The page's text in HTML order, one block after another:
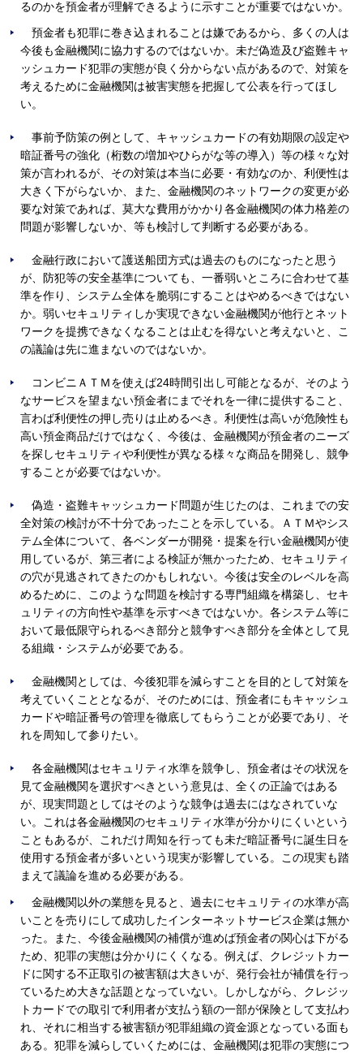
るのかを預金者が理解できるように示すことが重要ではないか。
預金者も犯罪に巻き込まれることは嫌であるから、多くの人は
今後も金融機関に協力するのではないか。未だ偽造及び盗難キャ
ッシュカード犯罪の実態が良く分からない点があるので、対策を
考えるために金融機関は被害実態を把握して公表を行ってほし
い。
事前予防策の例として、キャッシュカードの有効期限の設定や
暗証番号の強化（桁数の増加やひらがな等の導入）等の様々な対
策が言われるが、その対策は本当に必要・有効なのか、利便性は
大きく下がらないか、また、金融機関のネットワークの変更が必
要な対策であれば、莫大な費用がかかり各金融機関の体力格差の
問題が影響しないか、等も検討して判断する必要がある。
金融行政において護送船団方式は過去のものになったと思う
が、防犯等の安全基準についても、一番弱いところに合わせて基
準を作り、システム全体を脆弱にすることはやめるべきではない
か。弱いセキュリティしか実現できない金融機関が他行とネット
ワークを提携できなくなることは止むを得ないと考えないと、こ
の議論は先に進まないのではないか。
コンビニＡＴＭを使えば24時間引出し可能となるが、そのよう
なサービスを望まない預金者にまでそれを一律に提供すること、
言わば利便性の押し売りは止めるべき。利便性は高いが危険性も
高い預金商品だけではなく、今後は、金融機関が預金者のニーズ
を探しセキュリティや利便性が異なる様々な商品を開発し、競争
することが必要ではないか。
偽造・盗難キャッシュカード問題が生じたのは、これまでの安
全対策の検討が不十分であったことを示している。ＡＴＭやシス
テム全体について、各ベンダーが開発・提案を行い金融機関が使
用しているが、第三者による検証が無かったため、セキュリティ
の穴が見逃されてきたのかもしれない。今後は安全のレベルを高
めるために、このような問題を検討する専門組織を構築し、セキ
ュリティの方向性や基準を示すべきではないか。各システム等に
おいて最低限守られるべき部分と競争すべき部分を全体として見
る組織・システムが必要である。
金融機関としては、今後犯罪を減らすことを目的として対策を
考えていくこととなるが、そのためには、預金者にもキャッシュ
カードや暗証番号の管理を徹底してもらうことが必要であり、そ
れを周知して参りたい。
各金融機関はセキュリティ水準を競争し、預金者はその状況を
見て金融機関を選択すべきという意見は、全くの正論ではある
が、現実問題としてはそのような競争は過去にはなされていな
い。これは各金融機関のセキュリティ水準が分かりにくいという
こともあるが、これだけ周知を行っても未だ暗証番号に誕生日を
使用する預金者が多いという現実が影響している。この現実も踏
まえて議論を進める必要がある。
金融機関以外の業態を見ると、過去にセキュリティの水準が高
いことを売りにして成功したインターネットサービス企業は無か
った。また、今後金融機関の補償が進めば預金者の関心は下がる
ため、犯罪の実態は分かりにくくなる。例えば、クレジットカー
ドに関する不正取引の被害額は大きいが、発行会社が補償を行っ
ているため大きな話題となっていない。しかしながら、クレジッ
トカードでの取引で利用者が支払う額の一部が保険として支払わ
れ、それに相当する被害額が犯罪組織の資金源となっている面も
ある。犯罪を減らしていくためには、金融機関は犯罪の実態につ